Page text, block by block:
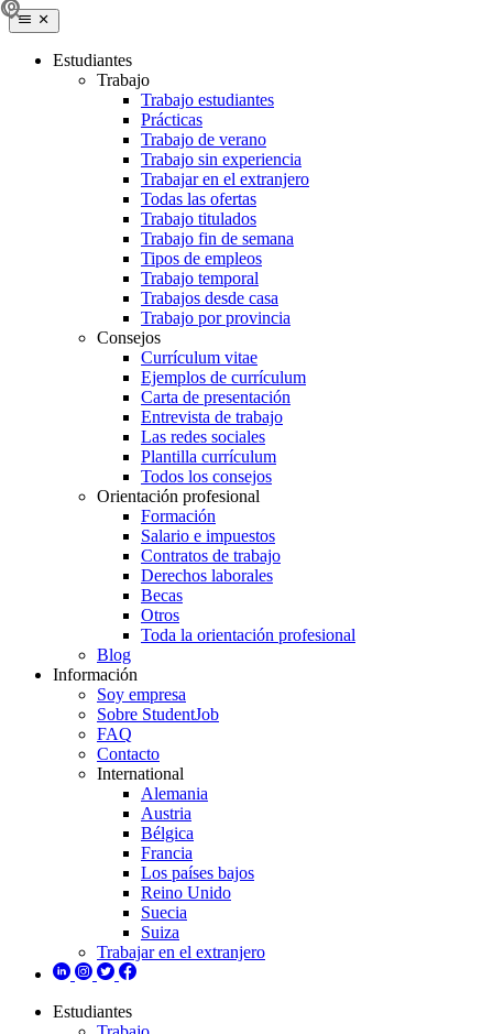
Estudiantes
Trabajo
Trabajo estudiantes
Prácticas
Trabajo de verano
Trabajo sin experiencia
Trabajar en el extranjero
Todas las ofertas
Trabajo titulados
Trabajo fin de semana
Tipos de empleos
Trabajo temporal
Trabajos desde casa
Trabajo por provincia
Consejos
Currículum vitae
Ejemplos de currículum
Carta de presentación
Entrevista de trabajo
Las redes sociales
Plantilla currículum
Todos los consejos
Orientación profesional
Formación
Salario e impuestos
Contratos de trabajo
Derechos laborales
Becas
Otros
Toda la orientación profesional
Blog
Información
Soy empresa
Sobre StudentJob
FAQ
Contacto
International
Alemania
Austria
Bélgica
Francia
Los países bajos
Reino Unido
Suecia
Suiza
Trabajar en el extranjero
Estudiantes